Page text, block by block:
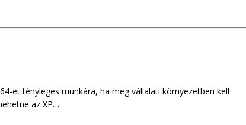
et tényleges munkára, ha meg vállalati környezetben kell
az XP…